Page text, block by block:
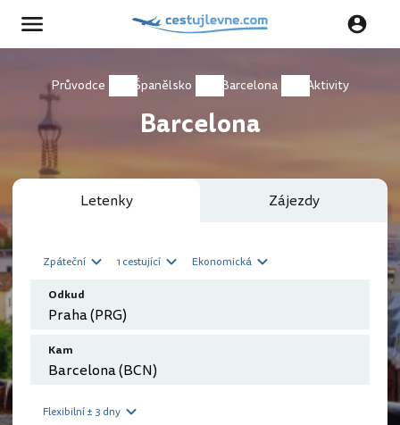
Průvodce Španělsko Barcelona Aktivity
Barcelona
Letenky Zájezdy
Zpáteční 1 cestující Ekonomická
Odkud
Kam
Flexibilní ± 3 dny